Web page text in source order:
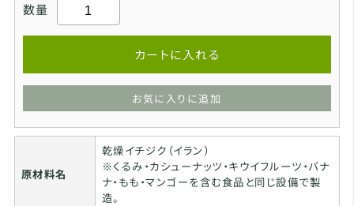
数量
カートに入れる
お気に入りに追加
原材料名
乾燥イチジク（イラン）
※くるみ・カシューナッツ・キウイフルーツ・バナ
ナ・もも・マンゴーを含む食品と同じ設備で製
造。